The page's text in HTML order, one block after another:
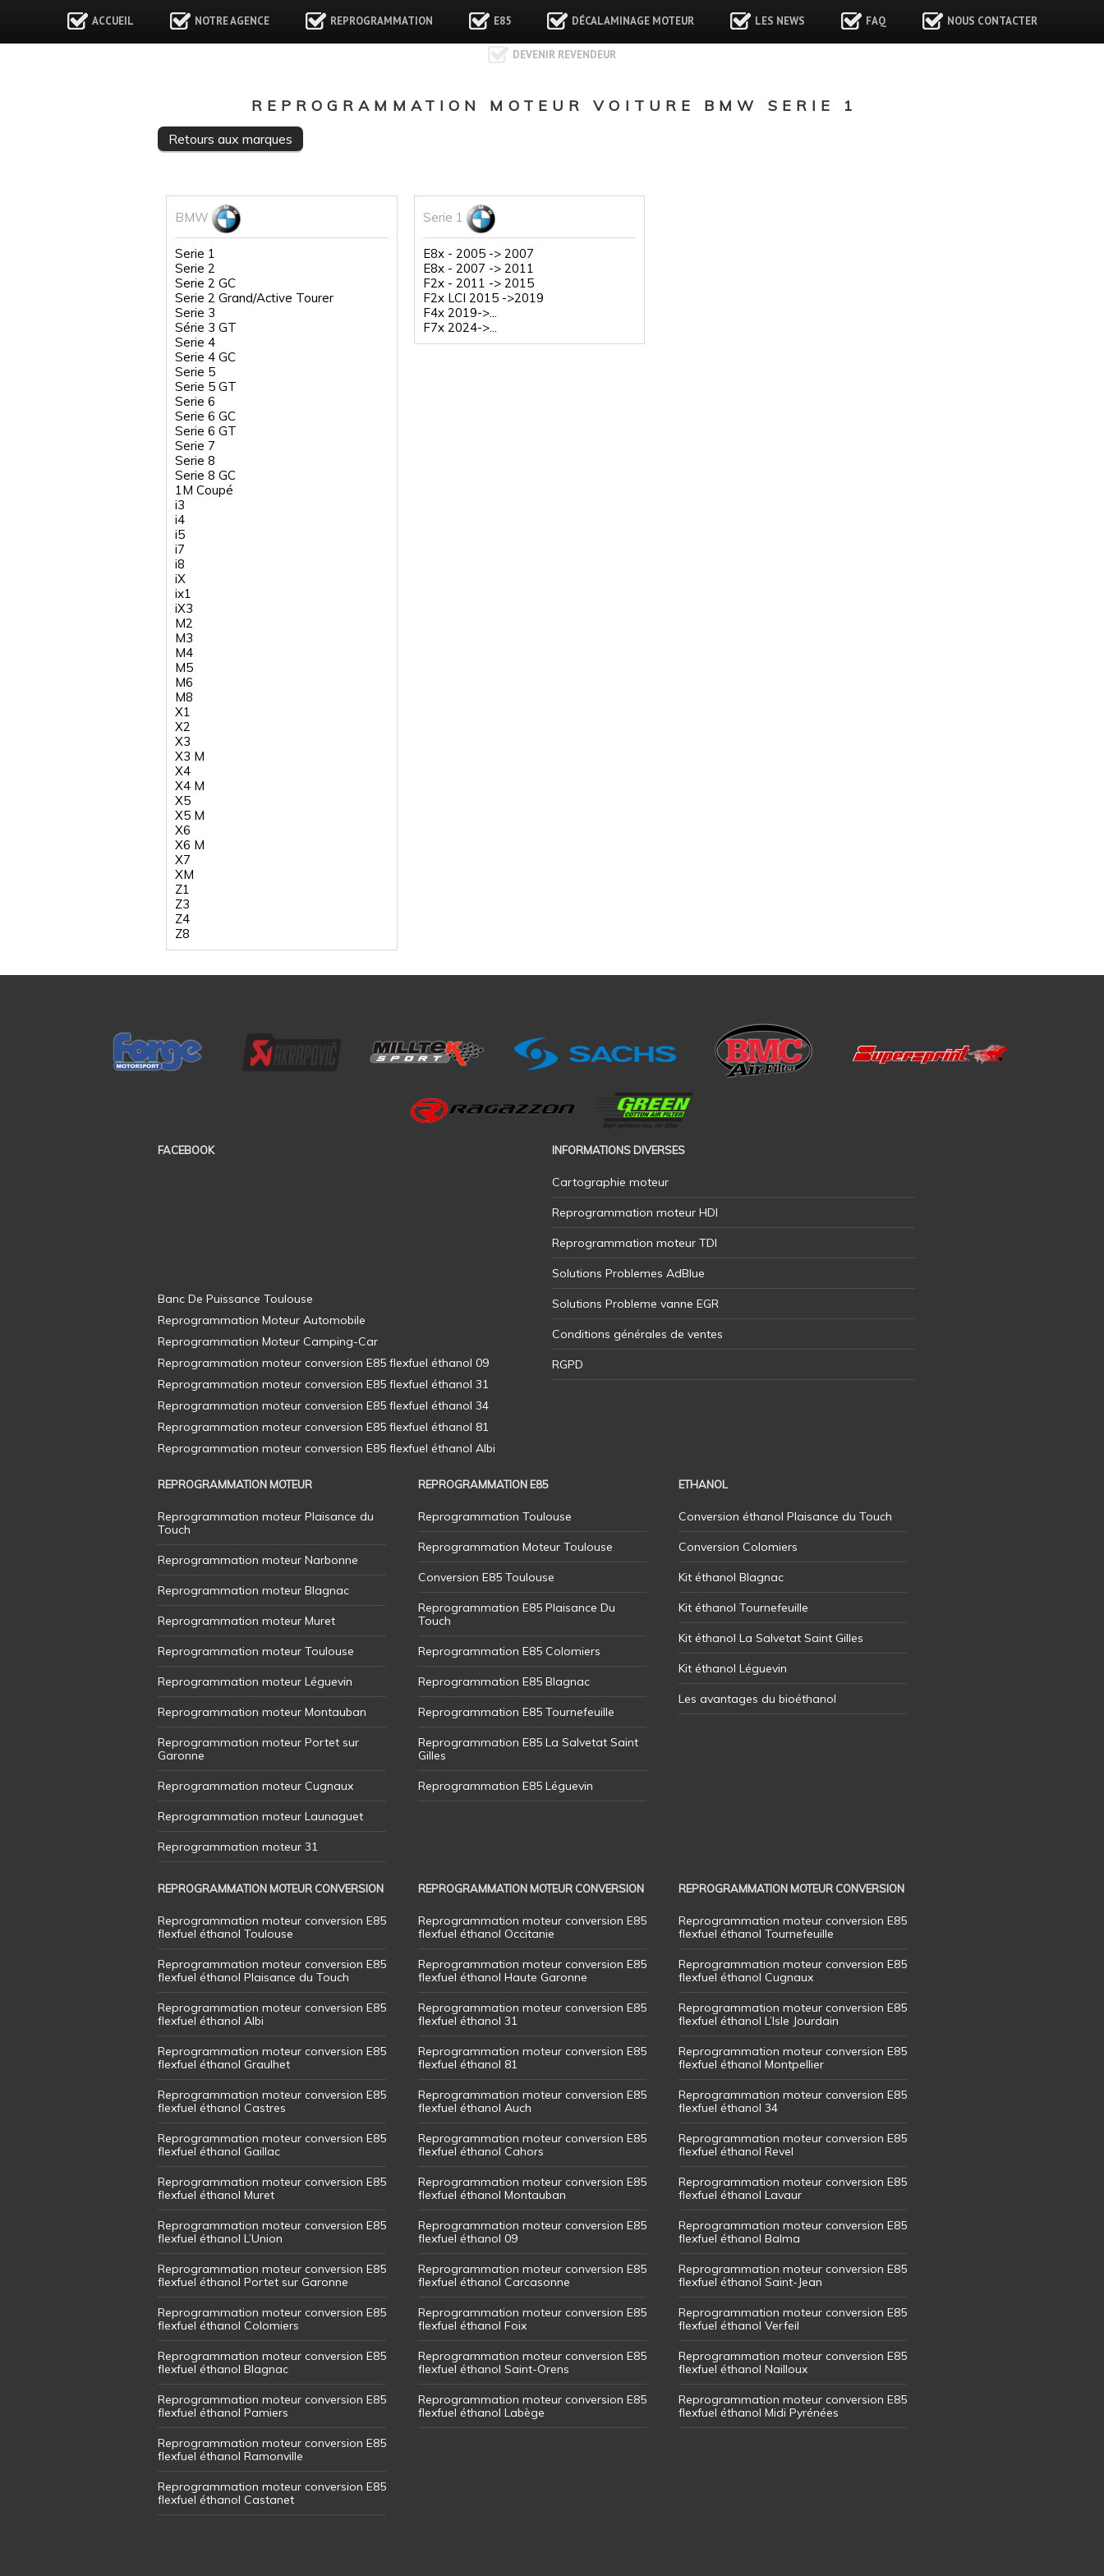
ACCUEIL NOTRE AGENCE REPROGRAMMATION E85 DÉCALAMINAGE MOTEUR LES NEWS FAQ NOUS CONTACTER
DEVENIR REVENDEUR
REPROGRAMMATION MOTEUR VOITURE BMW SERIE 1
Retours aux marques
BMW
Serie 1
Serie 2
Serie 2 GC
Serie 2 Grand/Active Tourer
Serie 3
Série 3 GT
Serie 4
Serie 4 GC
Serie 5
Serie 5 GT
Serie 6
Serie 6 GC
Serie 6 GT
Serie 7
Serie 8
Serie 8 GC
1M Coupé
i3
i4
i5
i7
i8
iX
ix1
iX3
M2
M3
M4
M5
M6
M8
X1
X2
X3
X3 M
X4
X4 M
X5
X5 M
X6
X6 M
X7
XM
Z1
Z3
Z4
Z8
Serie 1
E8x - 2005 -> 2007
E8x - 2007 -> 2011
F2x - 2011 -> 2015
F2x LCI 2015 ->2019
F4x 2019->...
F7x 2024->...
FACEBOOK INFORMATIONS DIVERSES
Cartographie moteur
Reprogrammation moteur HDI
Reprogrammation moteur TDI
Solutions Problemes AdBlue
Solutions Probleme vanne EGR
Conditions générales de ventes
RGPD
REPROGRAMMATION MOTEUR
Reprogrammation moteur Plaisance du
Touch
Reprogrammation moteur Narbonne
Reprogrammation moteur Blagnac
Reprogrammation moteur Muret
Reprogrammation moteur Toulouse
Reprogrammation moteur Léguevin
Reprogrammation moteur Montauban
Reprogrammation moteur Portet sur
Garonne
Reprogrammation moteur Cugnaux
Reprogrammation moteur Launaguet
Reprogrammation moteur 31
REPROGRAMMATION E85
Reprogrammation Toulouse
Reprogrammation Moteur Toulouse
Conversion E85 Toulouse
Reprogrammation E85 Plaisance Du
Touch
Reprogrammation E85 Colomiers
Reprogrammation E85 Blagnac
Reprogrammation E85 Tournefeuille
Reprogrammation E85 La Salvetat Saint
Gilles
Reprogrammation E85 Léguevin
ETHANOL
Conversion éthanol Plaisance du Touch
Conversion Colomiers
Kit éthanol Blagnac
Kit éthanol Tournefeuille
Kit éthanol La Salvetat Saint Gilles
Kit éthanol Léguevin
Les avantages du bioéthanol
REPROGRAMMATION MOTEUR CONVERSION
Reprogrammation moteur conversion E85
flexfuel éthanol Toulouse
Reprogrammation moteur conversion E85
flexfuel éthanol Plaisance du Touch
Reprogrammation moteur conversion E85
flexfuel éthanol Albi
Reprogrammation moteur conversion E85
flexfuel éthanol Graulhet
Reprogrammation moteur conversion E85
flexfuel éthanol Castres
Reprogrammation moteur conversion E85
flexfuel éthanol Gaillac
Reprogrammation moteur conversion E85
flexfuel éthanol Muret
Reprogrammation moteur conversion E85
flexfuel éthanol L’Union
Reprogrammation moteur conversion E85
flexfuel éthanol Portet sur Garonne
Reprogrammation moteur conversion E85
flexfuel éthanol Colomiers
Reprogrammation moteur conversion E85
flexfuel éthanol Blagnac
Reprogrammation moteur conversion E85
flexfuel éthanol Pamiers
Reprogrammation moteur conversion E85
flexfuel éthanol Ramonville
Reprogrammation moteur conversion E85
flexfuel éthanol Castanet
REPROGRAMMATION MOTEUR CONVERSION
Reprogrammation moteur conversion E85
flexfuel éthanol Occitanie
Reprogrammation moteur conversion E85
flexfuel éthanol Haute Garonne
Reprogrammation moteur conversion E85
flexfuel éthanol 31
Reprogrammation moteur conversion E85
flexfuel éthanol 81
Reprogrammation moteur conversion E85
flexfuel éthanol Auch
Reprogrammation moteur conversion E85
flexfuel éthanol Cahors
Reprogrammation moteur conversion E85
flexfuel éthanol Montauban
Reprogrammation moteur conversion E85
flexfuel éthanol 09
Reprogrammation moteur conversion E85
flexfuel éthanol Carcasonne
Reprogrammation moteur conversion E85
flexfuel éthanol Foix
Reprogrammation moteur conversion E85
flexfuel éthanol Saint-Orens
Reprogrammation moteur conversion E85
flexfuel éthanol Labège
REPROGRAMMATION MOTEUR CONVERSION
Reprogrammation moteur conversion E85
flexfuel éthanol Tournefeuille
Reprogrammation moteur conversion E85
flexfuel éthanol Cugnaux
Reprogrammation moteur conversion E85
flexfuel éthanol L’Isle Jourdain
Reprogrammation moteur conversion E85
flexfuel éthanol Montpellier
Reprogrammation moteur conversion E85
flexfuel éthanol 34
Reprogrammation moteur conversion E85
flexfuel éthanol Revel
Reprogrammation moteur conversion E85
flexfuel éthanol Lavaur
Reprogrammation moteur conversion E85
flexfuel éthanol Balma
Reprogrammation moteur conversion E85
flexfuel éthanol Saint-Jean
Reprogrammation moteur conversion E85
flexfuel éthanol Verfeil
Reprogrammation moteur conversion E85
flexfuel éthanol Nailloux
Reprogrammation moteur conversion E85
flexfuel éthanol Midi Pyrénées
Banc De Puissance Toulouse
Reprogrammation Moteur Automobile
Reprogrammation Moteur Camping-Car
Reprogrammation moteur conversion E85 flexfuel éthanol 09
Reprogrammation moteur conversion E85 flexfuel éthanol 31
Reprogrammation moteur conversion E85 flexfuel éthanol 34
Reprogrammation moteur conversion E85 flexfuel éthanol 81
Reprogrammation moteur conversion E85 flexfuel éthanol Albi